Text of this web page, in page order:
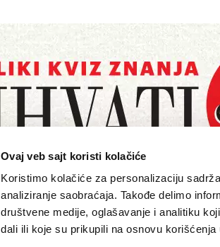
Ovaj veb sajt koristi kolačiće
Koristimo kolačiće za personalizaciju
analiziranje saobraćaja. Takođe delimo
društvene medije, oglašavanje i analitiku
dali ili koje su prikupili na osnovu korišćenja